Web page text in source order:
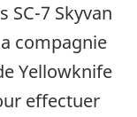
SC-7 Skyvan
compagnie
Yellowknife
effectuer